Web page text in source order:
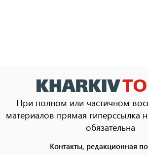
При полном или частичном
материалов прямая гиперссылка
обязательна
Контакты, редакционная